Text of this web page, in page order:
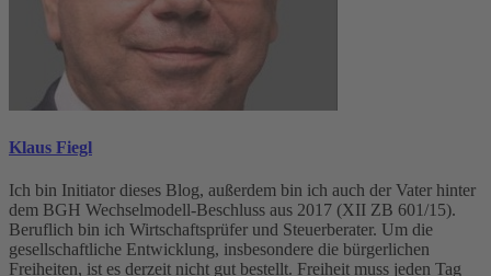
Klaus Fiegl
Ich bin Initiator dieses Blog, außerdem bin ich auch der Vater hinter
dem BGH Wechselmodell-Beschluss aus 2017 (XII ZB 601/15).
Beruflich bin ich Wirtschaftsprüfer und Steuerberater. Um die
gesellschaftliche Entwicklung, insbesondere die bürgerlichen
Freiheiten, ist es derzeit nicht gut bestellt. Freiheit muss jeden Tag